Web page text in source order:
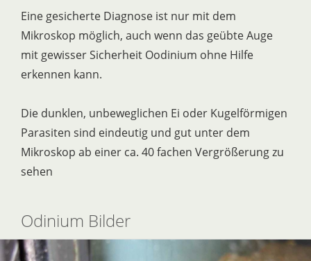
Eine gesicherte Diagnose ist nur mit dem
Mikroskop möglich, auch wenn das geübte Auge
mit gewisser Sicherheit Oodinium ohne Hilfe
erkennen kann.
Die dunklen, unbeweglichen Ei oder Kugelförmigen
Parasiten sind eindeutig und gut unter dem
Mikroskop ab einer ca. 40 fachen Vergrößerung zu
sehen
Odinium Bilder